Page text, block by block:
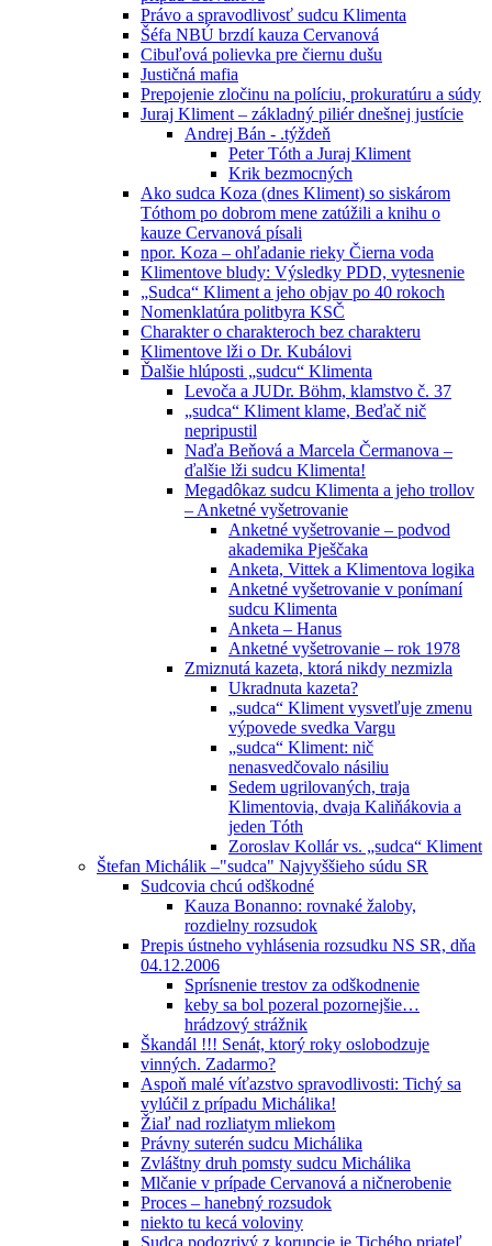
Právo a spravodlivosť sudcu Klimenta
Šéfa NBÚ brzdí kauza Cervanová
Cibuľová polievka pre čiernu dušu
Justičná mafia
Prepojenie zločinu na políciu, prokuratúru a súdy
Juraj Kliment – základný piliér dnešnej justície
Andrej Bán - .týždeň
Peter Tóth a Juraj Kliment
Krik bezmocných
Ako sudca Koza (dnes Kliment) so siskárom
Tóthom po dobrom mene zatúžili a knihu o
kauze Cervanová písali
npor. Koza – ohľadanie rieky Čierna voda
Klimentove bludy: Výsledky PDD, vytesnenie
„Sudca“ Kliment a jeho objav po 40 rokoch
Nomenklatúra politbyra KSČ
Charakter o charakteroch bez charakteru
Klimentove lži o Dr. Kubálovi
Ďalšie hlúposti „sudcu“ Klimenta
Levoča a JUDr. Böhm, klamstvo č. 37
„sudca“ Kliment klame, Beďač nič
nepripustil
Naďa Beňová a Marcela Čermanova –
ďalšie lži sudcu Klimenta!
Megadôkaz sudcu Klimenta a jeho trollov
– Anketné vyšetrovanie
Anketné vyšetrovanie – podvod
akademika Pješčaka
Anketa, Vittek a Klimentova logika
Anketné vyšetrovanie v ponímaní
sudcu Klimenta
Anketa – Hanus
Anketné vyšetrovanie – rok 1978
Zmiznutá kazeta, ktorá nikdy nezmizla
Ukradnuta kazeta?
„sudca“ Kliment vysvetľuje zmenu
výpovede svedka Vargu
„sudca“ Kliment: nič
nenasvedčovalo násiliu
Sedem ugrilovaných, traja
Klimentovia, dvaja Kaliňákovia a
jeden Tóth
Zoroslav Kollár vs. „sudca“ Kliment
Štefan Michálik –"sudca" Najvyššieho súdu SR
Sudcovia chcú odškodné
Kauza Bonanno: rovnaké žaloby,
rozdielny rozsudok
Prepis ústneho vyhlásenia rozsudku NS SR, dňa
04.12.2006
Sprísnenie trestov za odškodnenie
keby sa bol pozeral pozornejšie…
hrádzový strážnik
Škandál !!! Senát, ktorý roky oslobodzuje
vinných. Zadarmo?
Aspoň malé víťazstvo spravodlivosti: Tichý sa
vylúčil z prípadu Michálika!
Žiaľ nad rozliatym mliekom
Právny suterén sudcu Michálika
Zvláštny druh pomsty sudcu Michálika
Mlčanie v prípade Cervanová a ničnerobenie
Proces – hanebný rozsudok
niekto tu kecá voloviny
Sudca podozrivý z korupcie je Tichého priateľ